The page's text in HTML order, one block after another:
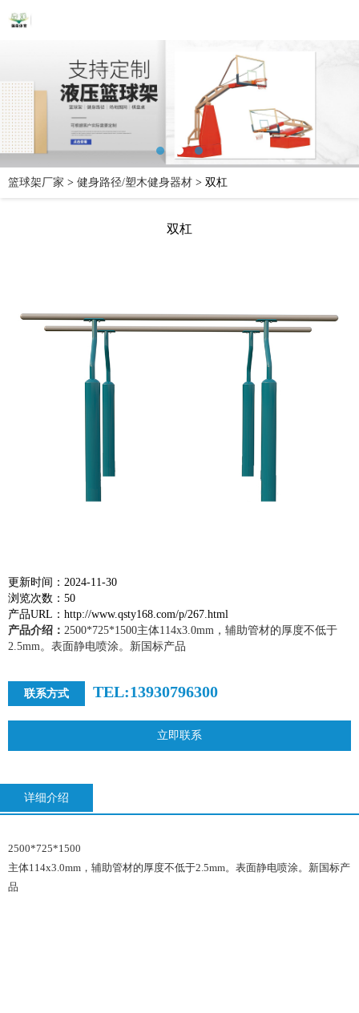
篮球架厂家 > 健身路径/塑木健身器材 > 双杠
双杠
更新时间：2024-11-30
浏览次数：50
产品URL：http://www.qsty168.com/p/267.html
产品介绍： 2500*725*1500主体114x3.0mm，辅助管材的厚度不低于
2.5mm。表面静电喷涂。新国标产品
联系方式 TEL:13930796300
立即联系
详细介绍
2500*725*1500
主体114x3.0mm，辅助管材的厚度不低于2.5mm。表面静电喷涂。新国标产
品